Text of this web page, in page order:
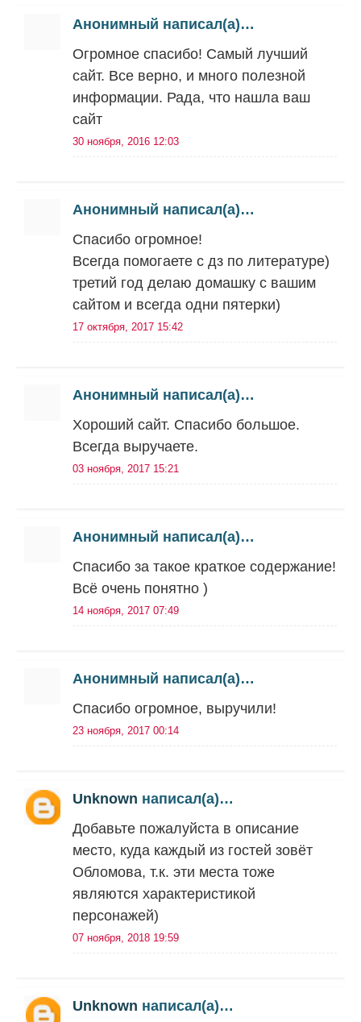
Анонимный написал(а)…
Огромное спасибо! Самый лучший
сайт. Все верно, и много полезной
информации. Рада, что нашла ваш
сайт
30 ноября, 2016 12:03
Анонимный написал(а)…
Спасибо огромное!
Всегда помогаете с дз по литературе)
третий год делаю домашку с вашим
сайтом и всегда одни пятерки)
17 октября, 2017 15:42
Анонимный написал(а)…
Хороший сайт. Спасибо большое.
Всегда выручаете.
03 ноября, 2017 15:21
Анонимный написал(а)…
Спасибо за такое краткое содержание!
Всё очень понятно )
14 ноября, 2017 07:49
Анонимный написал(а)…
Спасибо огромное, выручили!
23 ноября, 2017 00:14
Unknown написал(а)…
Добавьте пожалуйста в описание
место, куда каждый из гостей зовёт
Обломова, т.к. эти места тоже
являются характеристикой
персонажей)
07 ноября, 2018 19:59
Unknown написал(а)…